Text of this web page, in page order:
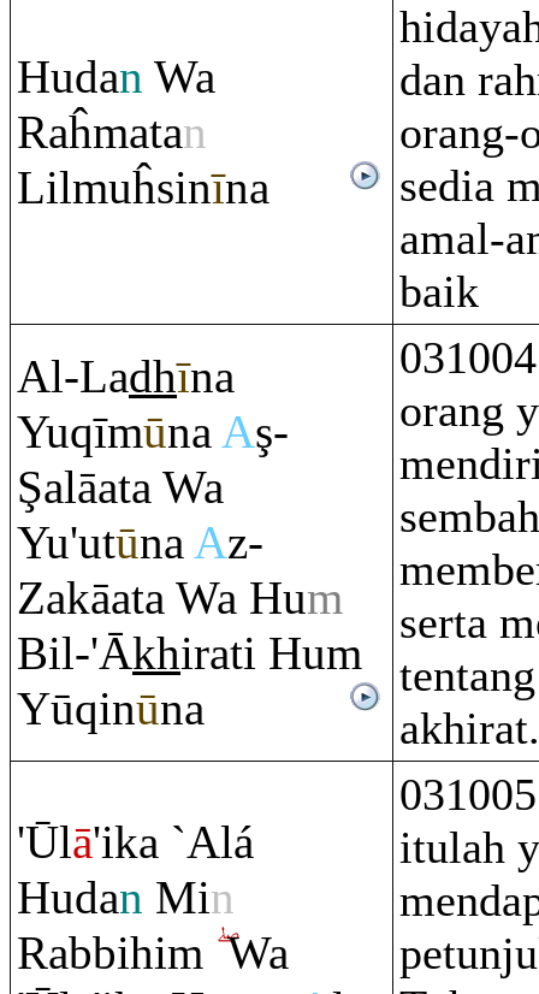
Hudan Wa
Raĥmatan
Lilmuĥsinīna
dan
orang-
sedia
amal-
baik
Al-Ladhīna
YuqīmūnaAş-
Şalāata Wa
Yu'utūnaAz-
Zakāata Wa Hum
Bil-'Ākhirati Hum
Yūqinūna
orang
serta
akhirat.
'Ūlā'ika `Alá
Hudan Min
Rabbihim Wa
itulah